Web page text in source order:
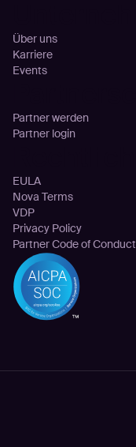
Über uns
Karriere
Events
Partner werden
Partner login
EULA
Nova Terms
VDP
Privacy Policy
Partner Code of Conduct